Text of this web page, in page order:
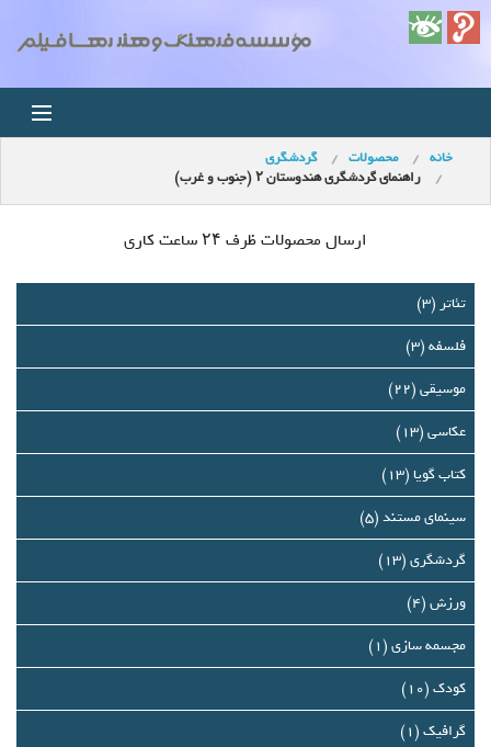
خانه
فروشگاه
مجله ویدئویی
کودک
درباره ما
تماس با ما
سبد خرید شما خالی است
سبد خرید
ورود
خانه محصولات
گردشگری
راهنمای گردشگری هندوستان ۲ (جنوب و غرب)
ارسال محصولات ظرف ۲۴ ساعت کاری
تئاتر (3)
فلسفه (3)
موسیقی (22)
عکاسی (13)
کتاب گویا (13)
سینمای مستند (5)
گردشگری (13)
ورزش (4)
مجسمه سازی (1)
کودک (10)
گرافيك (1)